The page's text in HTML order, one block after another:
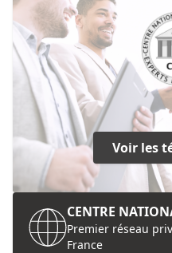
Voir les
CENTRE
Premier réseau
France